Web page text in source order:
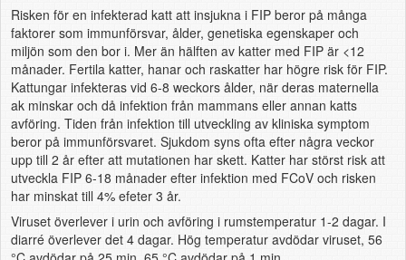
Risken för en infekterad katt att insjukna i FIP beror på många
faktorer som immunförsvar, ålder, genetiska egenskaper och
miljön som den bor i. Mer än hälften av katter med FIP är <12
månader. Fertila katter, hanar och raskatter har högre risk för FIP.
Kattungar infekteras vid 6-8 weckors ålder, när deras maternella
ak minskar och då infektion från mammans eller annan katts
avföring. Tiden från infektion till utveckling av kliniska symptom
beror på immunförsvaret. Sjukdom syns ofta efter några veckor
upp till 2 år efter att mutationen har skett. Katter har störst risk att
utveckla FIP 6-18 månader efter infektion med FCoV och risken
har minskat till 4% efeter 3 år.
Viruset överlever i urin och avföring i rumstemperatur 1-2 dagar. I
diarré överlever det 4 dagar. Hög temperatur avdödar viruset, 56